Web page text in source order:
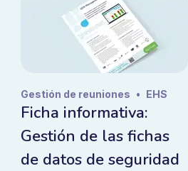
Gestión de reuniones • EHS
Ficha informativa:
Gestión de las fichas
de datos de seguridad